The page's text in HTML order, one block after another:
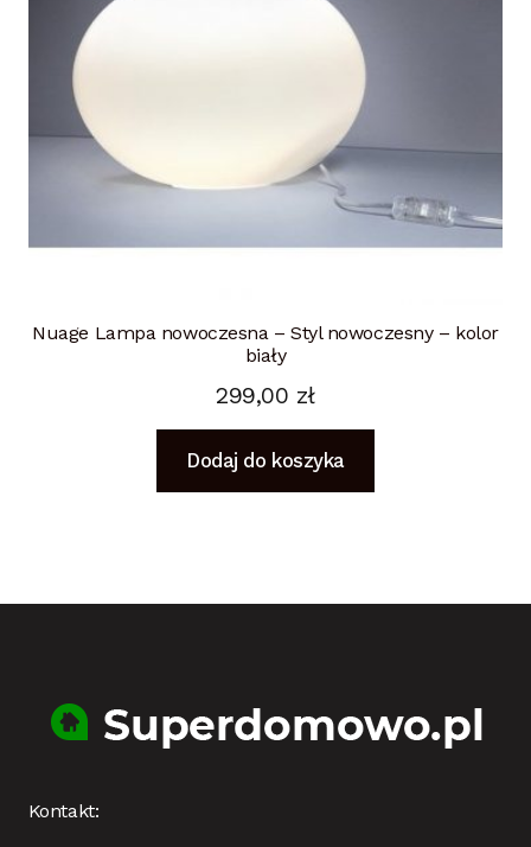
Nuage Lampa nowoczesna – Styl nowoczesny – kolor
biały
299,00 zł
Dodaj do koszyka
Kontakt: